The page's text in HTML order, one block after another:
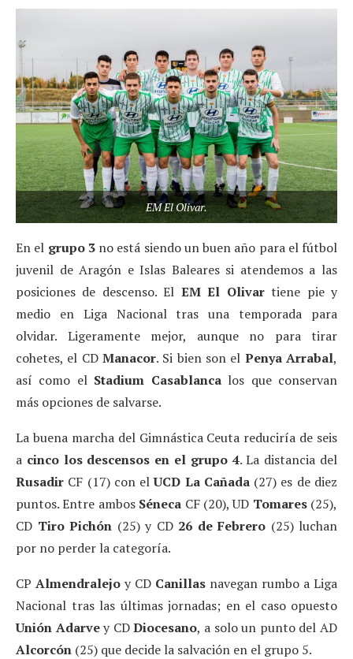
EM El Olivar.
En el grupo 3no está siendo un buen año para el fútbol
juvenil de Aragón e Islas Baleares si atendemos a las
posiciones de descenso. El EM El Olivartiene pie y
medio en Liga Nacional tras una temporada para
olvidar. Ligeramente mejor, aunque no para tirar
cohetes, el CD Manacor. Si bien son el Penya Arrabal,
así como el Stadium Casablancalos que conservan
más opciones de salvarse.
La buena marcha del Gimnástica Ceuta reduciría de seis
a cinco los descensos en el grupo 4. La distancia del
Rusadir CF (17) con elUCD La Cañada(27) es de diez
puntos. Entre ambos Séneca CF (20), UD Tomares(25),
CD Tiro Pichón (25) y CD 26 de Febrero (25) luchan
por no perder la categoría.
CP Almendralejo y CD Canillas navegan rumbo a Liga
Nacional tras las últimas jornadas; en el caso opuesto
Unión Adarvey CDDiocesano, a solo un punto del AD
Alcorcón (25) que decide la salvación en el grupo 5.